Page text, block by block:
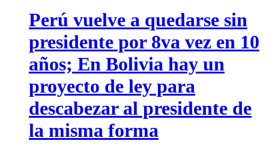
Perú vuelve a quedarse sin
presidente por 8va vez en 10
años; En Bolivia hay un
proyecto de ley para
descabezar al presidente de
la misma forma